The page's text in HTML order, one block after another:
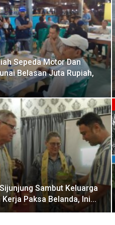
Sepeda Motor Dan
Belasan Juta Rupiah,
Sambut Keluarga
Kerja Paksa Belanda, Ini…